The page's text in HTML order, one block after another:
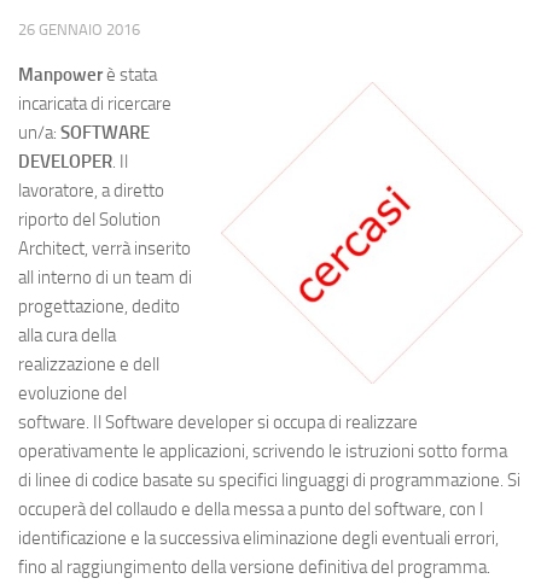
26 GENNAIO 2016
Manpowerè stata
incaricata di ricercare
un/a: SOFTWARE
DEVELOPER. Il
lavoratore, a diretto
riporto del Solution
Architect, verrà inserito
all interno di un team di
progettazione, dedito
alla cura della
realizzazione e dell
evoluzione del
software. Il Software developer si occupa di realizzare
operativamente le applicazioni, scrivendo le istruzioni sotto forma
di linee di codice basate su specifici linguaggi di programmazione. Si
occuperà del collaudo e della messa a punto del software, con l
identificazione e la successiva eliminazione degli eventuali errori,
fino al raggiungimento della versione definitiva del programma.